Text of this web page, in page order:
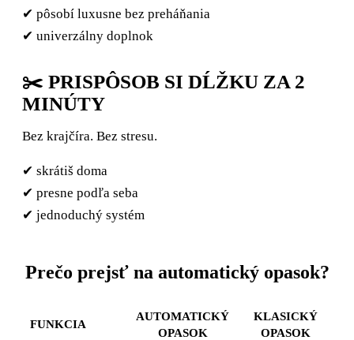
✔ pôsobí luxusne bez preháňania
✔ univerzálny doplnok
✂️ PRISPÔSOB SI DĹŽKU ZA 2
MINÚTY
Bez krajčíra. Bez stresu.
✔ skrátiš doma
✔ presne podľa seba
✔ jednoduchý systém
Prečo prejsť na automatický opasok?
FUNKCIA
AUTOMATICKÝ
OPASOK
KLASICKÝ
OPASOK